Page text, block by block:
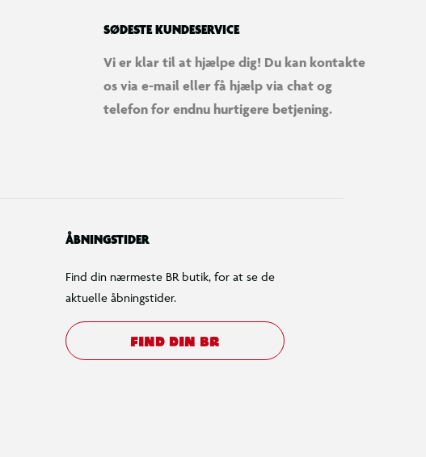
SØDESTE KUNDESERVICE
Vi er klar til at hjælpe dig! Du kan kontakte
os via e-mail eller få hjælp via chat og
telefon for endnu hurtigere betjening.
ÅBNINGSTIDER
Find din nærmeste BR butik, for at se de
aktuelle åbningstider.
FIND DIN BR